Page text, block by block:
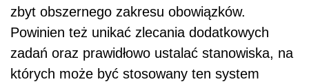
zbyt obszernego zakresu obowiązków.
Powinien też unikać zlecania dodatkowych
zadań oraz prawidłowo ustalać stanowiska, na
których może być stosowany ten system